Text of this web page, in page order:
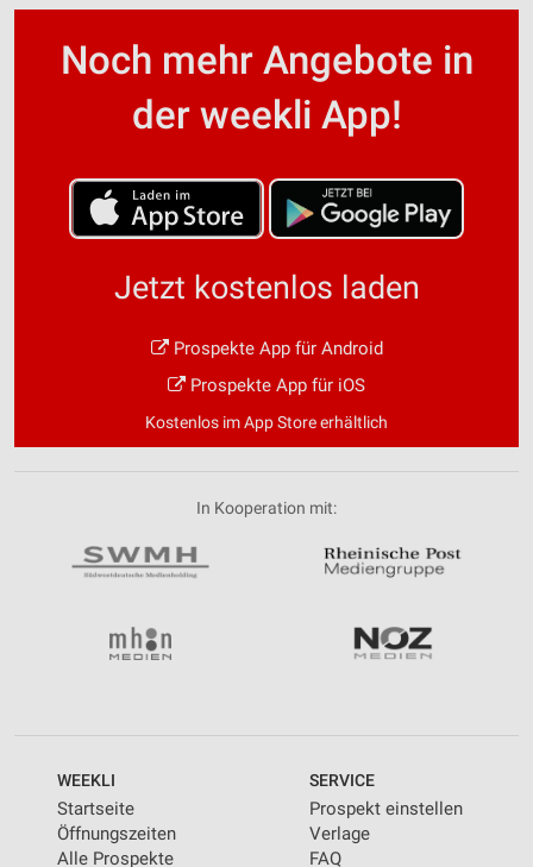
Noch mehr Angebote in
der weekli App!
Jetzt kostenlos laden
Prospekte App für Android
Prospekte App für iOS
Kostenlos im App Store erhältlich
In Kooperation mit:
WEEKLI
Startseite
Öffnungszeiten
Alle Prospekte
SERVICE
Prospekt einstellen
Verlage
FAQ